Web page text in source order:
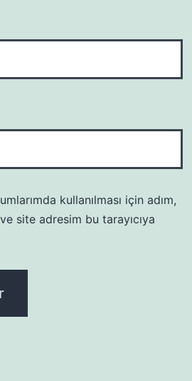
kullanılması için adım,
site adresim bu tarayıcıya